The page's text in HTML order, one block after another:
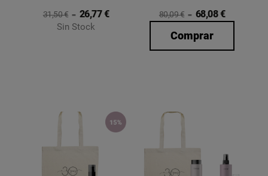
31,50 € 26,77 €
Sin Stock
80,09 € 68,08 €
Comprar